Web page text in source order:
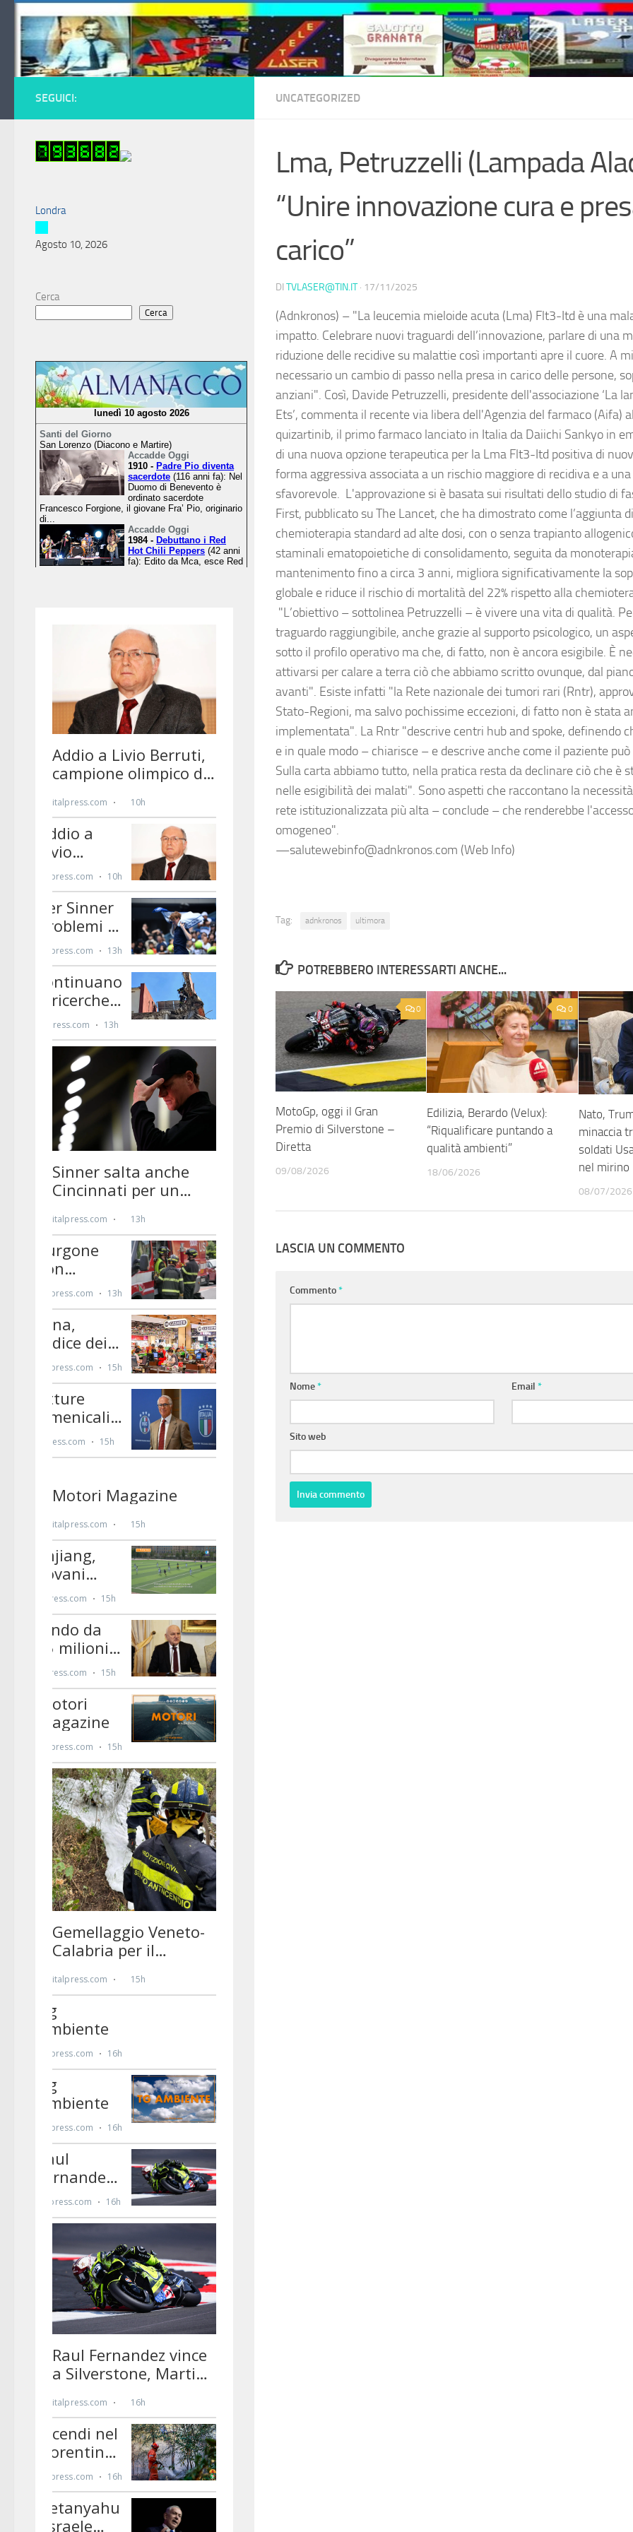
Salta al contenuto
UNCATEGORIZED
Lma, Petruzzelli (Lampada
“Unire innovazione cura e
carico”
DI TVLASER@TIN.IT · 17/11/2025
(Adnkronos) – "La leucemia mieloide acuta (Lma) Flt3-Itd è una
impatto. Celebrare nuovi traguardi dell’innovazione, parlare di una
riduzione delle recidive su malattie così importanti apre il cuore. A
necessario un cambio di passo nella presa in carico delle persone,
anziani". Così, Davide Petruzzelli, presidente dell'associazione ‘La
Ets’, commenta il recente via libera dell'Agenzia del farmaco (Aifa)
quizartinib, il primo farmaco lanciato in Italia da Daiichi Sankyo in
di una nuova opzione terapeutica per la Lma Flt3-Itd positiva di
forma aggressiva associata a un rischio maggiore di recidiva e a
sfavorevole. L'approvazione si è basata sui risultati dello studio di
First, pubblicato su The Lancet, che ha dimostrato come l’aggiunta
chemioterapia standard ad alte dosi, con o senza trapianto
staminali ematopoietiche di consolidamento, seguita da
mantenimento fino a circa 3 anni, migliora significativamente la
globale e riduce il rischio di mortalità del 22% rispetto alla
"L’obiettivo – sottolinea Petruzzelli – è vivere una vita di qualità.
traguardo raggiungibile, anche grazie al supporto psicologico, un
sotto il profilo operativo ma che, di fatto, non è ancora esigibile. È
attivarsi per calare a terra ciò che abbiamo scritto ovunque, dal
avanti". Esiste infatti "la Rete nazionale dei tumori rari (Rntr),
Stato-Regioni, ma salvo pochissime eccezioni, di fatto non è stata
implementata". La Rntr "descrive centri hub and spoke, definendo
e in quale modo – chiarisce – e descrive anche come il paziente
Sulla carta abbiamo tutto, nella pratica resta da declinare ciò che è
nelle esigibilità dei malati". Sono aspetti che raccontano la
rete istituzionalizzata più alta – conclude – che renderebbe
omogeneo".
—salutewebinfo@adnkronos.com (Web Info)
Tag: adnkronos ultimora
POTREBBERO INTERESSARTI ANCHE...
0
MotoGp, oggi il Gran
Premio di Silverstone –
Diretta
09/08/2026
0
Edilizia, Berardo (Velux):
“Riqualificare puntando a
qualità ambienti”
18/06/2026
Nato,
minaccia
soldati
nel mirino
08/07/2026
LASCIA UN COMMENTO
Commento*
Nome* Email*
Sito web
SEGUICI:
Londra
Agosto 10, 2026
Cerca
Cerca